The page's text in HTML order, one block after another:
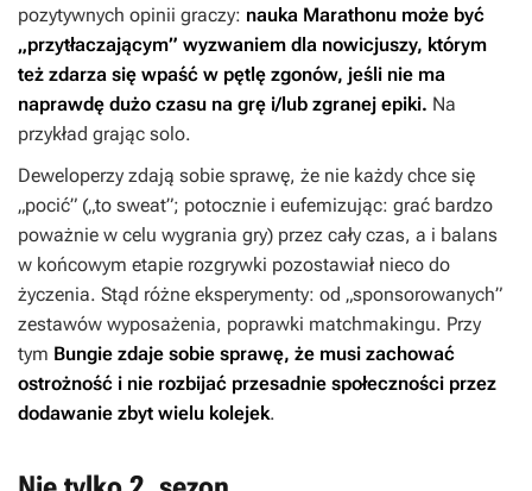
pozytywnych opinii graczy: nauka Marathonu może być
„przytłaczającym” wyzwaniem dla nowicjuszy, którym
też zdarza się wpaść w pętlę zgonów, jeśli nie ma
naprawdę dużo czasu na grę i/lub zgranej epiki. Na
przykład grając solo.
Deweloperzy zdają sobie sprawę, że nie każdy chce się
„pocić” („to sweat”; potocznie i eufemizując: grać bardzo
poważnie w celu wygrania gry) przez cały czas, a i balans
w końcowym etapie rozgrywki pozostawiał nieco do
życzenia. Stąd różne eksperymenty: od „sponsorowanych”
zestawów wyposażenia, poprawki matchmakingu. Przy
tym Bungie zdaje sobie sprawę, że musi zachować
ostrożność i nie rozbijać przesadnie społeczności przez
dodawanie zbyt wielu kolejek.